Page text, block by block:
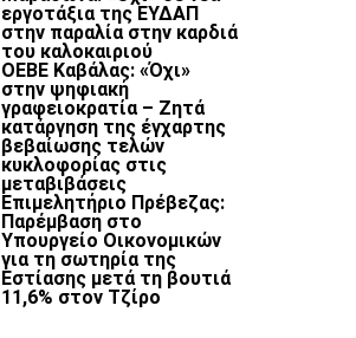
εργοτάξια της ΕΥΔΑΠ
στην παραλία στην καρδιά
του καλοκαιριού
ΟΕΒΕ Καβάλας: «Όχι»
στην ψηφιακή
γραφειοκρατία – Ζητά
κατάργηση της έγχαρτης
βεβαίωσης τελών
κυκλοφορίας στις
μεταβιβάσεις
Επιμελητήριο Πρέβεζας:
Παρέμβαση στο
Υπουργείο Οικονομικών
για τη σωτηρία της
Εστίασης μετά τη βουτιά
11,6% στον Τζίρο